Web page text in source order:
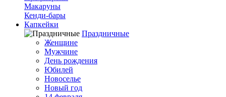
Макаруны
Кенди-бары
Капкейки
Праздничные
Женщине
Мужчине
День рождения
Юбилей
Новоселье
Новый год